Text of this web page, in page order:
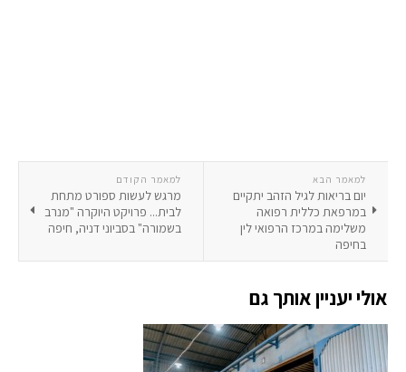
למאמר הקודם
מרגש לעשות ספורט מתחת
לבית... פרויקט היוקרה "מנרב
בשמורה" בסביוני דניה, חיפה
למאמר הבא
יום בריאות לגיל הזהב יתקיים
במרפאת כללית רפואה
משלימה במרכז הרפואי לין
בחיפה
אולי יעניין אותך גם